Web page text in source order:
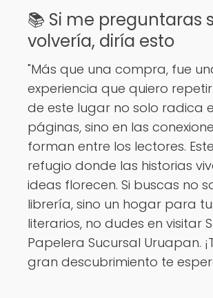
📚 Si me preguntaras
volvería, diría esto
"Más que una compra, fue
experiencia que quiero
de este lugar no solo radica
páginas, sino en las
forman entre los lectores.
refugio donde las historias
ideas florecen. Si buscas no
librería, sino un hogar para
literarios, no dudes en visitar
Papelera Sucursal Uruapan.
gran descubrimiento te